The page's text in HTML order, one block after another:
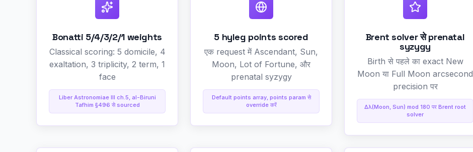
Bonatti 5/4/3/2/1 weights
Classical scoring: 5 domicile, 4
exaltation, 3 triplicity, 2 term, 1
face
Liber Astronomiae III ch.5, al-Biruni
Tafhim §496 से sourced
5 hyleg points scored
एक request में Ascendant, Sun,
Moon, Lot of Fortune, और
prenatal syzygy
Default points array, points param से
override करें
Brent solver से prenatal
syzygy
Birth से पहले का exact New
Moon या Full Moon arcsecond
precision पर
Δλ(Moon, Sun) mod 180 पर Brent root
solver